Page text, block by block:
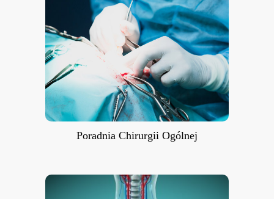
Poradnia Chirurgii Ogólnej
Poradnia Chirurgii Ogólnej